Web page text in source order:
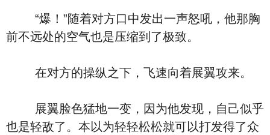
“爆！”随着对方口中发出一声怒吼，他那胸
前不远处的空气也是压缩到了极致。
在对方的操纵之下，飞速向着展翼攻来。
展翼脸色猛地一变，因为他发现，自己似乎
也是轻敌了。本以为轻轻松松就可以打发得了众